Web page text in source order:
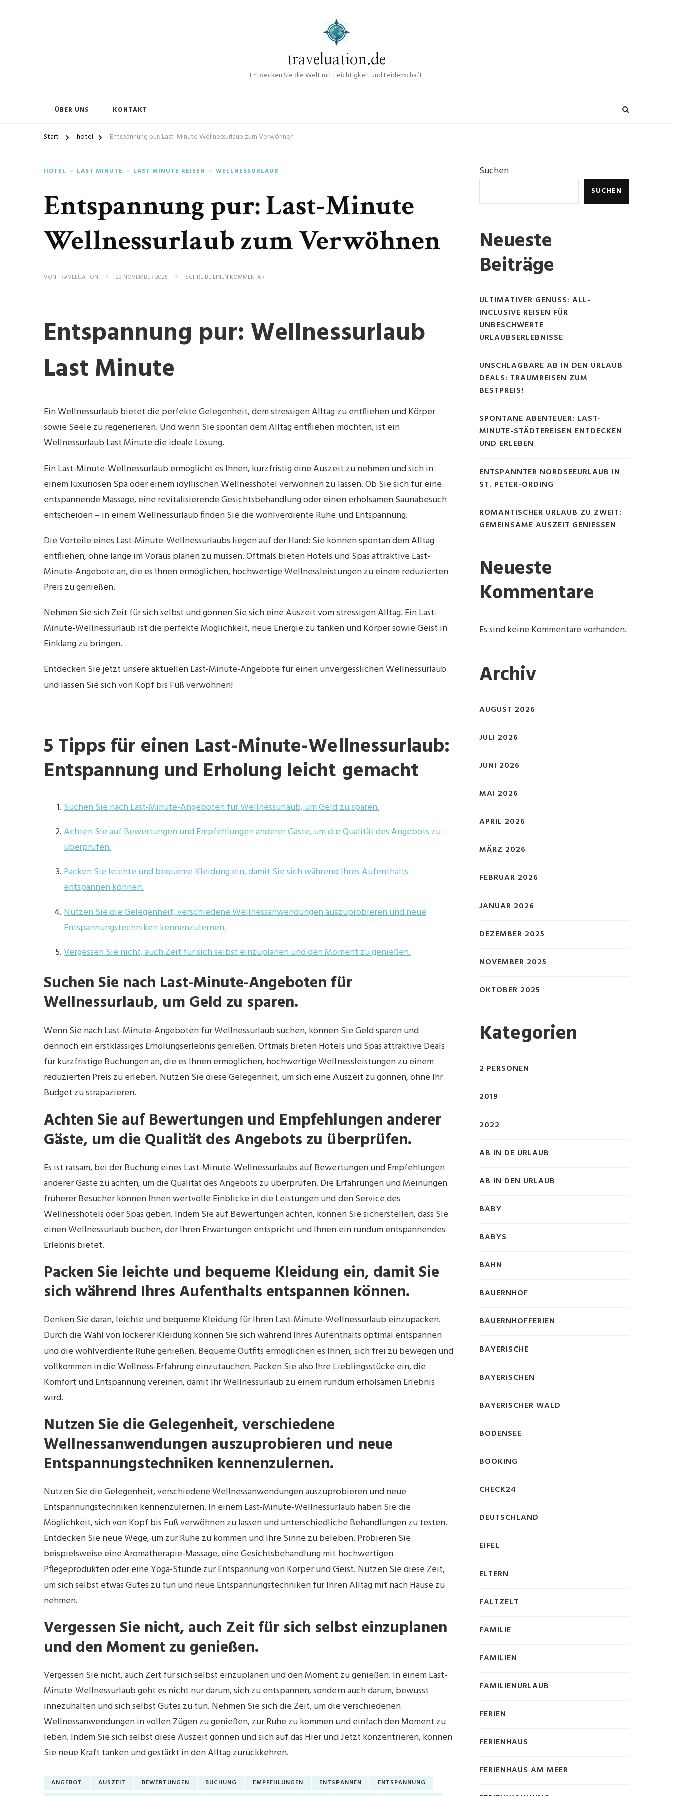
traveluation.de
Entdecken Sie die Welt mit Leichtigkeit und Leidenschaft.
ÜBER UNS KONTAKT
Start hotel Entspannung pur: Last-Minute Wellnessurlaub zum Verwöhnen
HOTEL LAST MINUTE LAST MINUTE REISEN WELLNESSURLAUB
Entspannung pur: Last-Minute
Wellnessurlaub zum Verwöhnen
VON TRAVELUATION 23 NOVEMBER 2025 SCHREIBE EINEN KOMMENTAR
ZUM
VERWÖHNEN
Entspannung pur: Wellnessurlaub
Last Minute
Ein Wellnessurlaub bietet die perfekte Gelegenheit, dem stressigen Alltag zu entfliehen und Körper
sowie Seele zu regenerieren. Und wenn Sie spontan dem Alltag entfliehen möchten, ist ein
Wellnessurlaub Last Minute die ideale Lösung.
Ein Last-Minute-Wellnessurlaub ermöglicht es Ihnen, kurzfristig eine Auszeit zu nehmen und sich in
einem luxuriösen Spa oder einem idyllischen Wellnesshotel verwöhnen zu lassen. Ob Sie sich für eine
entspannende Massage, eine revitalisierende Gesichtsbehandlung oder einen erholsamen Saunabesuch
entscheiden – in einem Wellnessurlaub finden Sie die wohlverdiente Ruhe und Entspannung.
Die Vorteile eines Last-Minute-Wellnessurlaubs liegen auf der Hand: Sie können spontan dem Alltag
entfliehen, ohne lange im Voraus planen zu müssen. Oftmals bieten Hotels und Spas attraktive Last-
Minute-Angebote an, die es Ihnen ermöglichen, hochwertige Wellnessleistungen zu einem reduzierten
Preis zu genießen.
Nehmen Sie sich Zeit für sich selbst und gönnen Sie sich eine Auszeit vom stressigen Alltag. Ein Last-
Minute-Wellnessurlaub ist die perfekte Möglichkeit, neue Energie zu tanken und Körper sowie Geist in
Einklang zu bringen.
Entdecken Sie jetzt unsere aktuellen Last-Minute-Angebote für einen unvergesslichen Wellnessurlaub
und lassen Sie sich von Kopf bis Fuß verwöhnen!
5 Tipps für einen Last-Minute-Wellnessurlaub:
Entspannung und Erholung leicht gemacht
Suchen Sie nach Last-Minute-Angeboten für Wellnessurlaub, um Geld zu sparen.
Achten Sie auf Bewertungen und Empfehlungen anderer Gäste, um die Qualität des Angebots zu
überprüfen.
Packen Sie leichte und bequeme Kleidung ein, damit Sie sich während Ihres Aufenthalts
entspannen können.
Nutzen Sie die Gelegenheit, verschiedene Wellnessanwendungen auszuprobieren und neue
Entspannungstechniken kennenzulernen.
Vergessen Sie nicht, auch Zeit für sich selbst einzuplanen und den Moment zu genießen.
Suchen Sie nach Last-Minute-Angeboten für
Wellnessurlaub, um Geld zu sparen.
Wenn Sie nach Last-Minute-Angeboten für Wellnessurlaub suchen, können Sie Geld sparen und
dennoch ein erstklassiges Erholungserlebnis genießen. Oftmals bieten Hotels und Spas attraktive Deals
für kurzfristige Buchungen an, die es Ihnen ermöglichen, hochwertige Wellnessleistungen zu einem
reduzierten Preis zu erleben. Nutzen Sie diese Gelegenheit, um sich eine Auszeit zu gönnen, ohne Ihr
Budget zu strapazieren.
Achten Sie auf Bewertungen und Empfehlungen anderer
Gäste, um die Qualität des Angebots zu überprüfen.
Es ist ratsam, bei der Buchung eines Last-Minute-Wellnessurlaubs auf Bewertungen und Empfehlungen
anderer Gäste zu achten, um die Qualität des Angebots zu überprüfen. Die Erfahrungen und Meinungen
früherer Besucher können Ihnen wertvolle Einblicke in die Leistungen und den Service des
Wellnesshotels oder Spas geben. Indem Sie auf Bewertungen achten, können Sie sicherstellen, dass Sie
einen Wellnessurlaub buchen, der Ihren Erwartungen entspricht und Ihnen ein rundum entspannendes
Erlebnis bietet.
Packen Sie leichte und bequeme Kleidung ein, damit Sie
sich während Ihres Aufenthalts entspannen können.
Denken Sie daran, leichte und bequeme Kleidung für Ihren Last-Minute-Wellnessurlaub einzupacken.
Durch die Wahl von lockerer Kleidung können Sie sich während Ihres Aufenthalts optimal entspannen
und die wohlverdiente Ruhe genießen. Bequeme Outfits ermöglichen es Ihnen, sich frei zu bewegen und
vollkommen in die Wellness-Erfahrung einzutauchen. Packen Sie also Ihre Lieblingsstücke ein, die
Komfort und Entspannung vereinen, damit Ihr Wellnessurlaub zu einem rundum erholsamen Erlebnis
wird.
Nutzen Sie die Gelegenheit, verschiedene
Wellnessanwendungen auszuprobieren und neue
Entspannungstechniken kennenzulernen.
Nutzen Sie die Gelegenheit, verschiedene Wellnessanwendungen auszuprobieren und neue
Entspannungstechniken kennenzulernen. In einem Last-Minute-Wellnessurlaub haben Sie die
Möglichkeit, sich von Kopf bis Fuß verwöhnen zu lassen und unterschiedliche Behandlungen zu testen.
Entdecken Sie neue Wege, um zur Ruhe zu kommen und Ihre Sinne zu beleben. Probieren Sie
beispielsweise eine Aromatherapie-Massage, eine Gesichtsbehandlung mit hochwertigen
Pflegeprodukten oder eine Yoga-Stunde zur Entspannung von Körper und Geist. Nutzen Sie diese Zeit,
um sich selbst etwas Gutes zu tun und neue Entspannungstechniken für Ihren Alltag mit nach Hause zu
nehmen.
Vergessen Sie nicht, auch Zeit für sich selbst einzuplanen
und den Moment zu genießen.
Vergessen Sie nicht, auch Zeit für sich selbst einzuplanen und den Moment zu genießen. In einem Last-
Minute-Wellnessurlaub geht es nicht nur darum, sich zu entspannen, sondern auch darum, bewusst
innezuhalten und sich selbst Gutes zu tun. Nehmen Sie sich die Zeit, um die verschiedenen
Wellnessanwendungen in vollen Zügen zu genießen, zur Ruhe zu kommen und einfach den Moment zu
leben. Indem Sie sich selbst diese Auszeit gönnen und sich auf das Hier und Jetzt konzentrieren, können
Sie neue Kraft tanken und gestärkt in den Alltag zurückkehren.
ANGEBOT AUSZEIT BEWERTUNGEN BUCHUNG EMPFEHLUNGEN ENTSPANNEN
ENTSPANNUNG
Suchen
SUCHEN
Neueste
Beiträge
ULTIMATIVER GENUSS: ALL-
INCLUSIVE REISEN FÜR
UNBESCHWERTE
URLAUBSERLEBNISSE
UNSCHLAGBARE AB IN DEN URLAUB
DEALS: TRAUMREISEN ZUM
BESTPREIS!
SPONTANE ABENTEUER: LAST-
MINUTE-STÄDTEREISEN ENTDECKEN
UND ERLEBEN
ENTSPANNTER NORDSEEURLAUB IN
ST. PETER-ORDING
ROMANTISCHER URLAUB ZU ZWEIT:
GEMEINSAME AUSZEIT GENIESSEN
Neueste
Kommentare
Es sind keine Kommentare vorhanden.
Archiv
AUGUST 2026
JULI 2026
JUNI 2026
MAI 2026
APRIL 2026
MÄRZ 2026
FEBRUAR 2026
JANUAR 2026
DEZEMBER 2025
NOVEMBER 2025
OKTOBER 2025
Kategorien
2 PERSONEN
2019
2022
AB IN DE URLAUB
AB IN DEN URLAUB
BABY
BABYS
BAHN
BAUERNHOF
BAUERNHOFFERIEN
BAYERISCHE
BAYERISCHEN
BAYERISCHER WALD
BODENSEE
BOOKING
CHECK24
DEUTSCHLAND
EIFEL
ELTERN
FALTZELT
FAMILIE
FAMILIEN
FAMILIENURLAUB
FERIEN
FERIENHAUS
FERIENHAUS AM MEER